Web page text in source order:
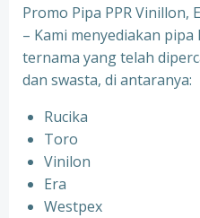
Promo Pipa PPR Vinillon,
– Kami menyediakan
ternama yang telah
dan swasta, di antaranya:
Rucika
⁠Toro
⁠Vinilon
⁠Era
⁠Westpex